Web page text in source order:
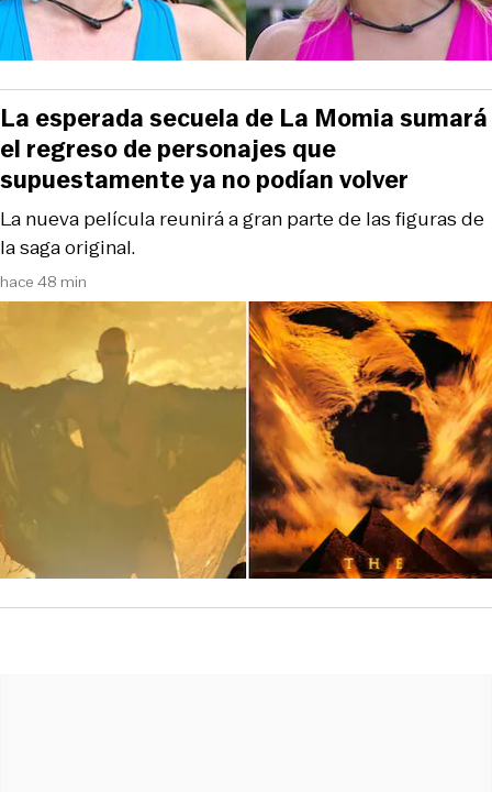
hace 48 min
La nueva película reunirá a gran parte de las figuras de
la saga original.
La esperada secuela de La Momia sumará
el regreso de personajes que
supuestamente ya no podían volver